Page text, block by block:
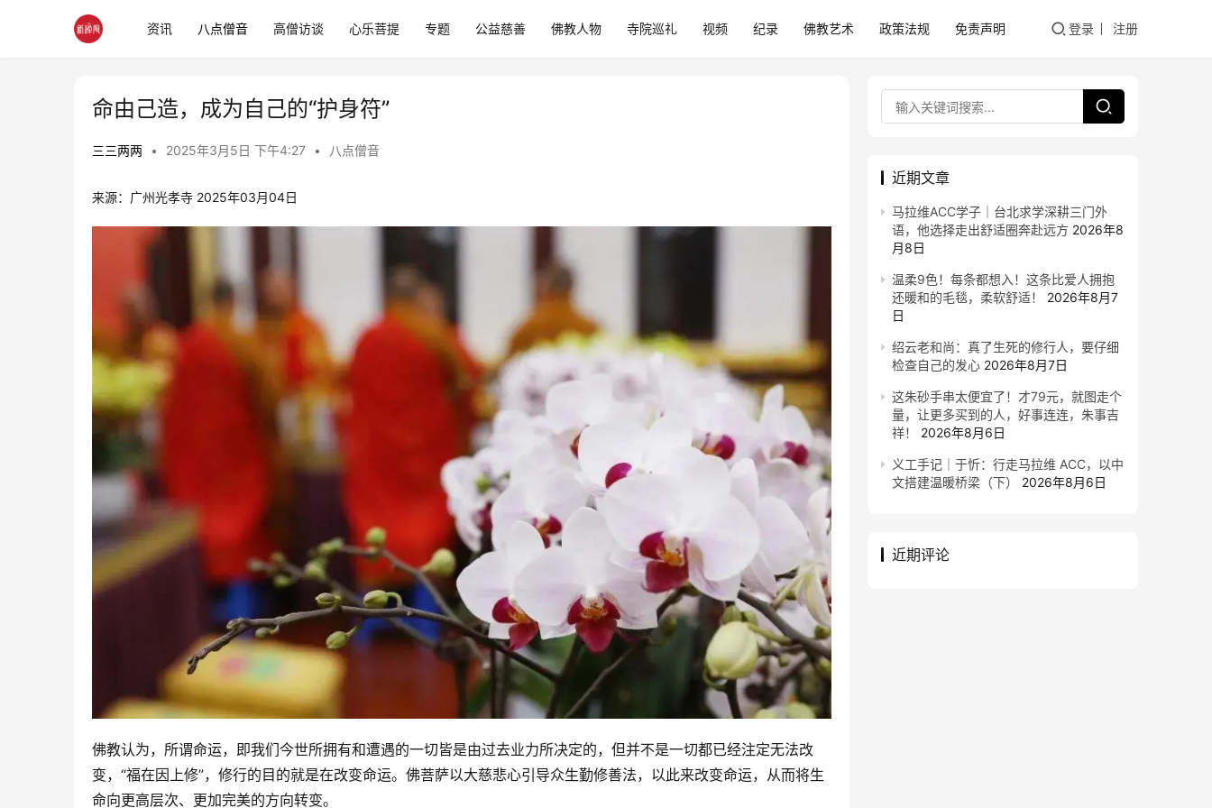
资讯 八点僧音 高僧访谈 心乐菩提 专题 公益慈善 佛教人物 寺院巡礼 视频 纪录 佛教艺术 政策法规 免责声明 登录 注册
命由己造，成为自己的“护身符”
三三两两 • 2025年3月5日 下午4:27 • 八点僧音
来源：广州光孝寺 2025年03月04日
佛教认为，所谓命运，即我们今世所拥有和遭遇的一切皆是由过去业力所决定的，但并不是一切都已经注定无法改
变，“福在因上修”，修行的目的就是在改变命运。佛菩萨以大慈悲心引导众生勤修善法，以此来改变命运，从而将生
命向更高层次、更加完美的方向转变。
近期文章
马拉维ACC学子｜台北求学深耕三门外
语，他选择走出舒适圈奔赴远方 2026年8
月8日
温柔9色！每条都想入！这条比爱人拥抱
还暖和的毛毯，柔软舒适！
2026年8月7
日
绍云老和尚：真了生死的修行人，要仔细
检查自己的发心 2026年8月7日
这朱砂手串太便宜了！才79元，就图走个
量，让更多买到的人，好事连连，朱事吉
祥！
2026年8月6日
义工手记｜于忻：行走马拉维 ACC，以中
文搭建温暖桥梁（下）
2026年8月6日
近期评论